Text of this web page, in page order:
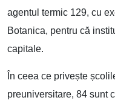
agentul termic 129, cu
Botanica, pentru că
capitale.
În ceea ce privește
preuniversitare, 84 sunt